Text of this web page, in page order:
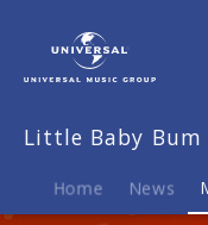
Kinderreime
Weihnachtsfavoriten
Little Baby Bum
Home News